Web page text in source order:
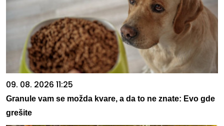
09. 08. 2026 11:25
Granule vam se možda kvare, a da to ne znate: Evo gde
grešite